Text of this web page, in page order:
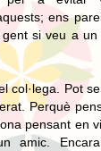
ens
si veu a
col·lega. Pot
Perquè
pensant en
amic.